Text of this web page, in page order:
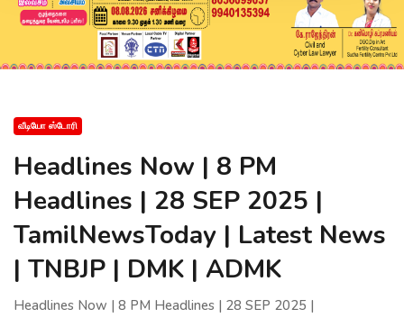
வீடியோ ஸ்டோரி
Headlines Now | 8 PM
Headlines | 28 SEP 2025 |
TamilNewsToday | Latest News
| TNBJP | DMK | ADMK
Headlines Now | 8 PM Headlines | 28 SEP 2025 |